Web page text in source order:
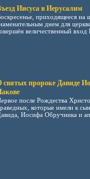
Иисуса в Иерусалим
приходящееся на
днем для
величественный вход
святых пророке Давиде
после Рождества
которые имели к
Иосифа Обручника и